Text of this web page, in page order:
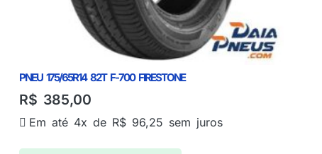
PNEU 175/65R14 82T F-700 FIRESTONE
R$ 385,00
Em até 4x de R$ 96,25 sem juros